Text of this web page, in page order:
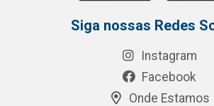
Siga nossas Redes
Instagram
Facebook
Onde Estamos